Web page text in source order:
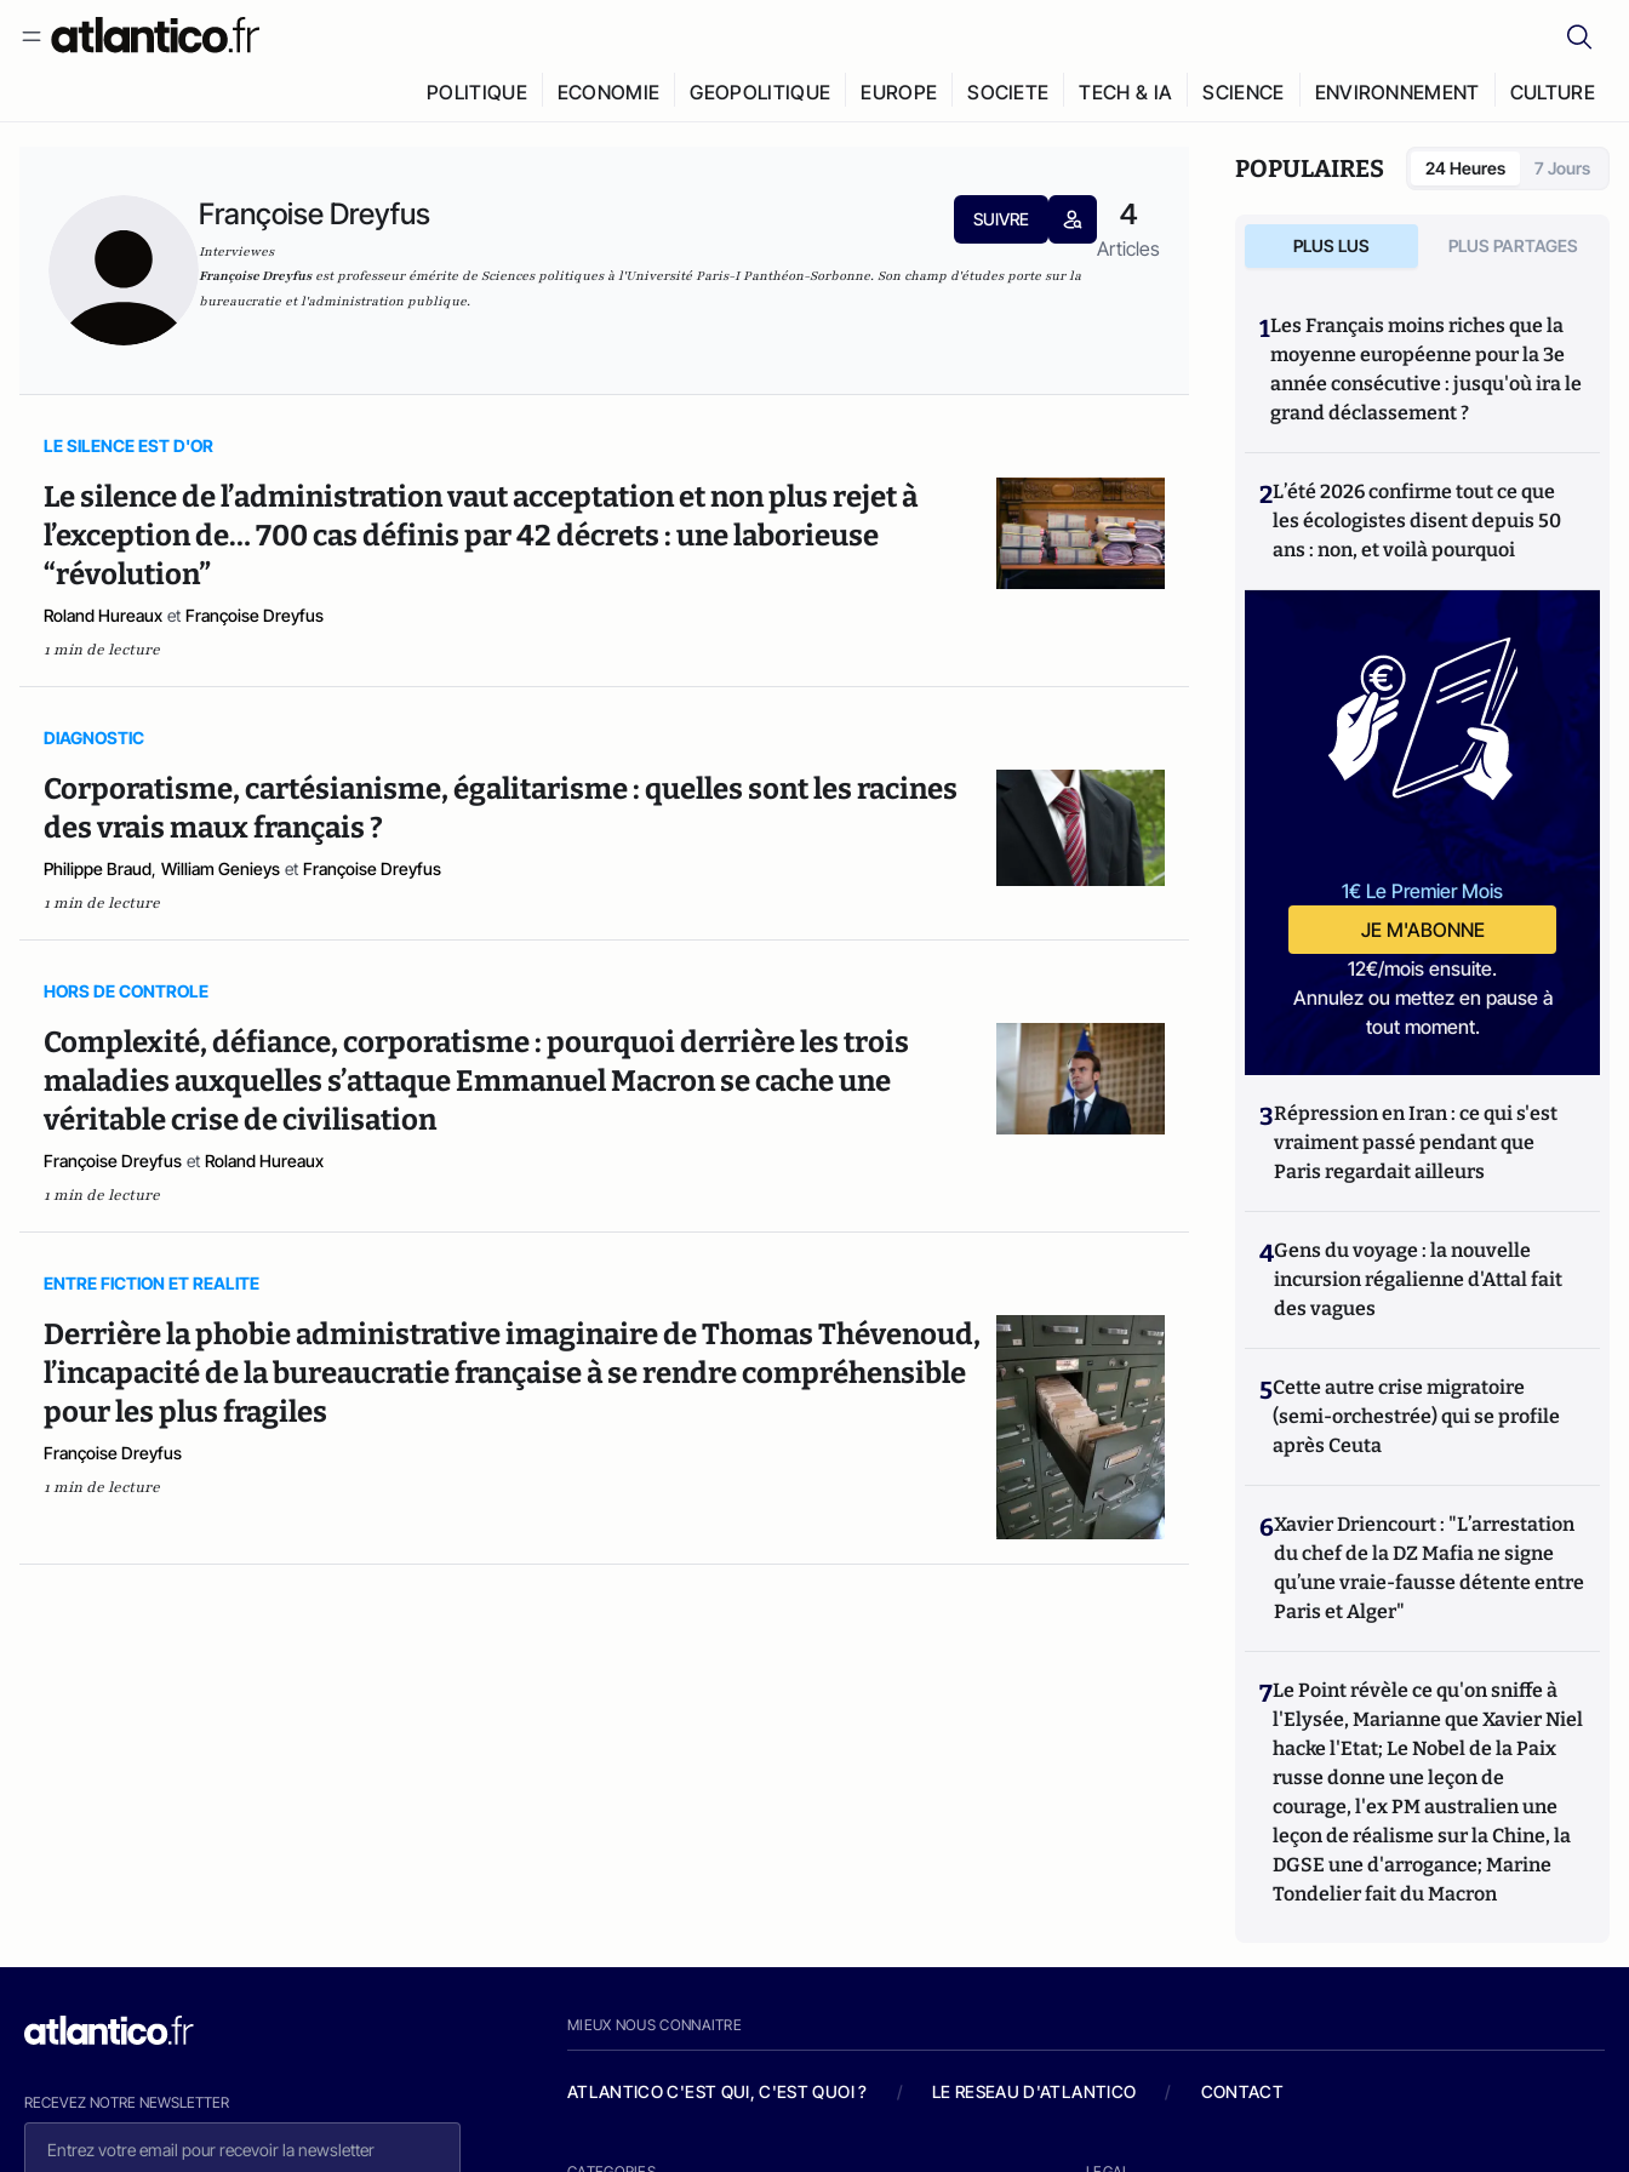
POLITIQUE ECONOMIE GEOPOLITIQUE EUROPE SOCIETE TECH & IA SCIENCE ENVIRONNEMENT CULTURE
Françoise Dreyfus
Interviewes
SUIVRE 4
Articles
Françoise Dreyfusest professeur émérite de Sciences politiques à l'Université Paris-I Panthéon-Sorbonne. Son champ d'études porte sur la
bureaucratie et l'administration publique.
LE SILENCE EST D'OR
Le silence de l’administration vaut acceptation et non plus rejet à
l’exception de… 700 cas définis par 42 décrets : une laborieuse
“révolution”
Roland Hureaux et Françoise Dreyfus
1 min de lecture
DIAGNOSTIC
Corporatisme, cartésianisme, égalitarisme : quelles sont les racines
des vrais maux français ?
Philippe Braud, William Genieys et Françoise Dreyfus
1 min de lecture
HORS DE CONTROLE
Complexité, défiance, corporatisme : pourquoi derrière les trois
maladies auxquelles s’attaque Emmanuel Macron se cache une
véritable crise de civilisation
Françoise Dreyfus et Roland Hureaux
1 min de lecture
ENTRE FICTION ET REALITE
Derrière la phobie administrative imaginaire de Thomas Thévenoud,
l’incapacité de la bureaucratie française à se rendre compréhensible
pour les plus fragiles
Françoise Dreyfus
1 min de lecture
POPULAIRES 24 Heures 7 Jours
PLUS LUS PLUS PARTAGES
1Les Français moins riches que la
moyenne européenne pour la 3e
année consécutive : jusqu'où ira le
grand déclassement ?
2L’été 2026 confirme tout ce que
les écologistes disent depuis 50
ans : non, et voilà pourquoi
1€ Le Premier Mois
JE M'ABONNE
12€/mois ensuite.
Annulez ou mettez en pause à
tout moment.
3Répression en Iran : ce qui s'est
vraiment passé pendant que
Paris regardait ailleurs
4Gens du voyage : la nouvelle
incursion régalienne d'Attal fait
des vagues
5Cette autre crise migratoire
(semi-orchestrée) qui se profile
après Ceuta
6Xavier Driencourt : "L’arrestation
du chef de la DZ Mafia ne signe
qu’une vraie-fausse détente entre
Paris et Alger"
7Le Point révèle ce qu'on sniffe à
l'Elysée, Marianne que Xavier Niel
hacke l'Etat; Le Nobel de la Paix
russe donne une leçon de
courage, l'ex PM australien une
leçon de réalisme sur la Chine, la
DGSE une d'arrogance; Marine
Tondelier fait du Macron
RECEVEZ NOTRE NEWSLETTER
MIEUX NOUS CONNAITRE
ATLANTICO C'EST QUI, C'EST QUOI ? / LE RESEAU D'ATLANTICO / CONTACT